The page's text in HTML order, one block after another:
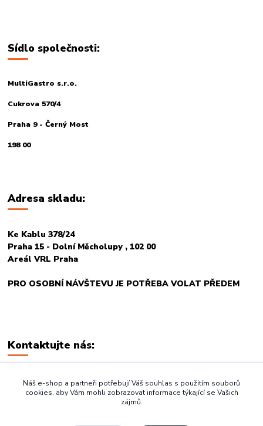
Sídlo společnosti:
MultiGastro s.r.o.
Cukrova 570/4
Praha 9 - Černý Most
198 00
Adresa skladu:
Ke Kablu 378/24
Praha 15 - Dolní Měcholupy , 102 00
Areál VRL Praha
PRO OSOBNÍ NÁVŠTEVU JE POTŘEBA VOLAT PŘEDEM
Kontaktujte nás:
+420 774 678 717
Náš e-shop a partneři potřebují Váš souhlas s použitím souborů
cookies, aby Vám mohli zobrazovat informace týkající se Vašich
zájmů.